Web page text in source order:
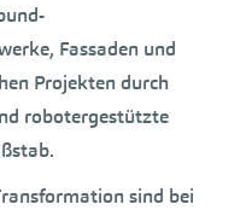
Fassaden und
Projekten durch
robotergestützte
sind bei